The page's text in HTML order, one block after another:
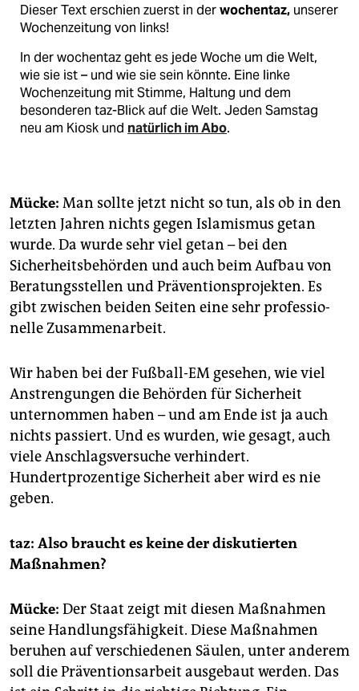
Dieser Text erschien zuerst in derwochentaz, unserer
Wochenzeitung von links!
In der wochentaz geht es jede Woche um die Welt,
wie sie ist – und wie sie sein könnte. Eine linke
Wochenzeitung mit Stimme, Haltung und dem
besonderen taz-Blick auf die Welt. Jeden Samstag
neu am Kiosk und natürlich im Abo.
Mücke: Man sollte jetzt nicht so tun, als ob in den
letzten Jahren nichts gegen Islamismus getan
wurde. Da wurde sehr viel getan – bei den
Sicherheitsbehörden und auch beim Aufbau von
Beratungsstellen und Präven­tions­projekten. Es
gibt zwischen beiden Seiten eine sehr profes­sio­
nelle Zusammenarbeit.
Wir haben bei der Fußball-EM gesehen, wie viel
Anstrengungen die Behörden für Sicherheit
unternommen haben – und am Ende ist ja auch
nichts passiert. Und es wurden, wie gesagt, auch
viele Anschlagsversuche verhindert.
Hundertprozentige Sicherheit aber wird es nie
geben.
taz: Also braucht es keine der diskutierten
Maßnahmen?
Mücke: Der Staat zeigt mit diesen Maßnahmen
seine Handlungsfähigkeit. Diese Maßnahmen
beruhen auf verschiedenen Säulen, unter anderem
soll die Präventionsarbeit ausgebaut werden. Das